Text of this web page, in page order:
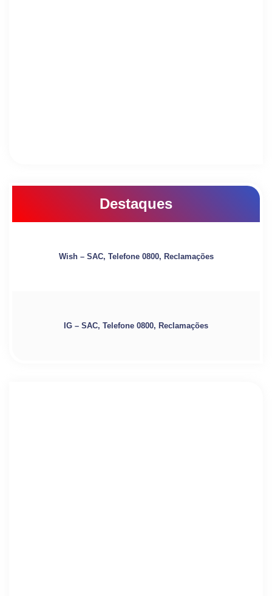
Destaques
Wish – SAC, Telefone 0800, Reclamações
IG – SAC, Telefone 0800, Reclamações